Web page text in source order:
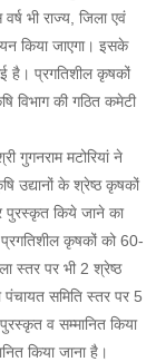
भी राज्य, जिला एवं
किया जाएगा। इसके
है। प्रगतिशील कृषकों
की गठित कमेटी
गुगनराम मटोरियां ने
उद्यानों के श्रेष्ठ कृषकों
पुरस्कृत किये जाने का
प्रगतिशील कृषकों को 60-
स्तर पर भी 2 श्रेष्ठ
समिति स्तर पर 5
व सम्मानित किया
किया जाना है।